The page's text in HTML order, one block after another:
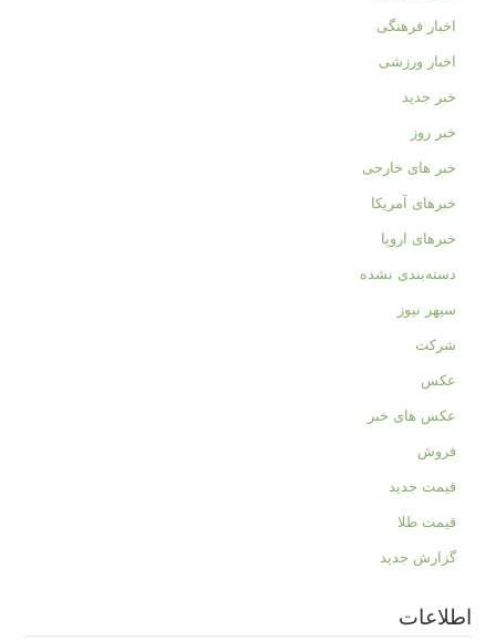
اخبار فرهنگی
اخبار ورزشی
خبر جدید
خبر روز
خبر های خارجی
خبرهای آمریکا
خبرهای اروپا
دسته‌بندی نشده
سپهر نیوز
شرکت
عکس
عکس های خبر
فروش
قیمت جدید
قیمت طلا
گزارش جدید
اطلاعات